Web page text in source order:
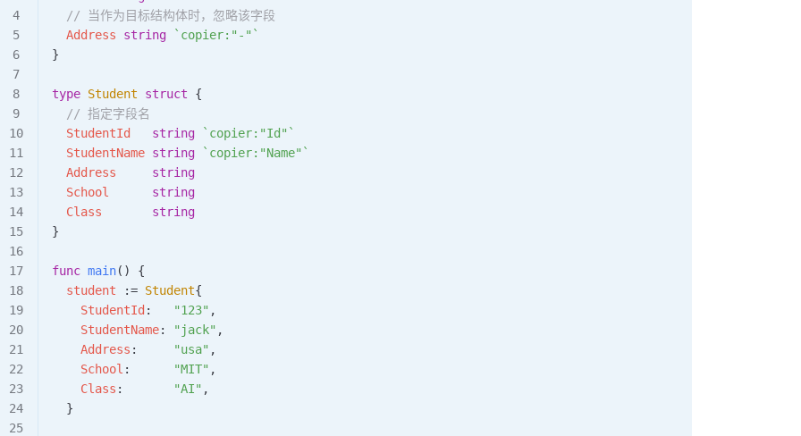
  // 当作为目标结构体时，忽略该字段
  Address
string `copier:"-"`
}
type Student struct {
  // 指定字段名
  StudentId
   string
`copier:"Id"`
  StudentName
string `copier:"Name"`
  Address
     string
  School
      string
  Class
       string
}
func main() {
  student
:= Student{
    StudentId
: "123" ,
    StudentName
: "jack" ,
    Address
: "usa" ,
    School
: "MIT" ,
    Class
: "AI" ,
  }